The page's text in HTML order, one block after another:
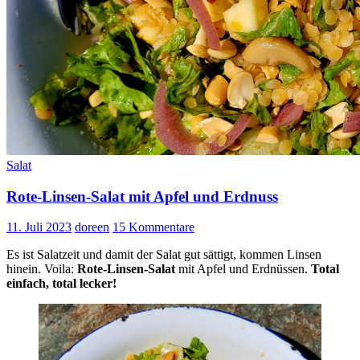
Salat
Rote-Linsen-Salat mit Apfel und Erdnuss
11. Juli 2023 doreen 15 Kommentare
Es ist Salatzeit und damit der Salat gut sättigt, kommen Linsen
hinein. Voila: Rote-Linsen-Salat mit Apfel und Erdnüssen. Total
einfach, total lecker!